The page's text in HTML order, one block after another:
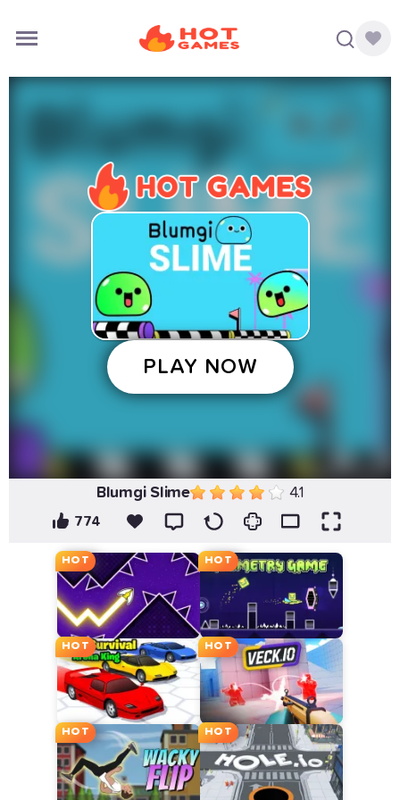
Blumgi Slime 4.1
774
HOT HOT
HOT HOT
HOT HOT